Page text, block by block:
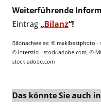
Weiterführende
Eintrag „Bilanz“!
Bildnachweise: © makibestphoto -
© interstid - stock.adobe.com, ©
stock.adobe.com
Das könnte Sie auch